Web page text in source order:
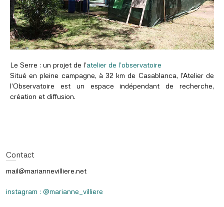
Le Serre : un projet de l’atelier de l’observatoire
Situé en pleine campagne, à 32 km de Casablanca, l’Atelier de
l’Observatoire est un espace indépendant de recherche,
création et diffusion.
Contact
mail@mariannevilliere.net
instagram : @marianne_villiere